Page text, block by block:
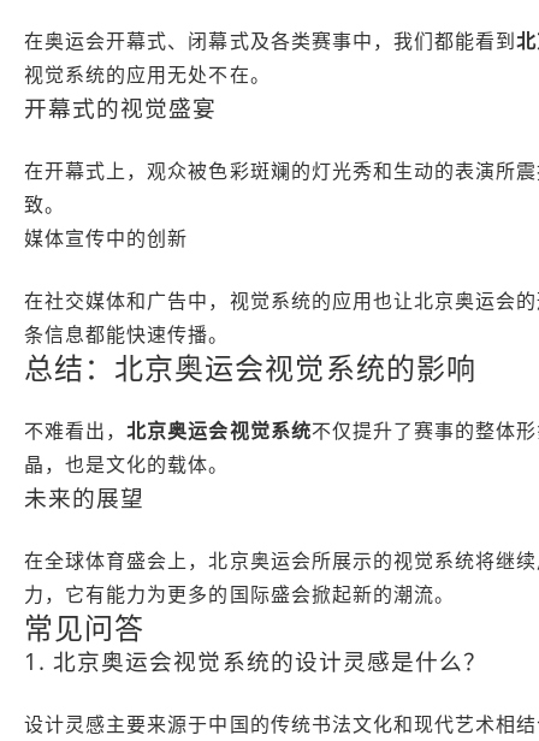
在奥运会开幕式、闭幕式及各类赛事中，我们都能看到
视觉系统的应用无处不在。
开幕式的视觉盛宴
在开幕式上，观众被色彩斑斓的灯光秀和生动的表演所
致。
媒体宣传中的创新
在社交媒体和广告中，视觉系统的应用也让北京奥运会
条信息都能快速传播。
总结：北京奥运会视觉系统的影响
不难看出，北京奥运会视觉系统不仅提升了赛事的整体
晶，也是文化的载体。
未来的展望
在全球体育盛会上，北京奥运会所展示的视觉系统将继
力，它有能力为更多的国际盛会掀起新的潮流。
常见问答
1. 北京奥运会视觉系统的设计灵感是什么？
设计灵感主要来源于中国的传统书法文化和现代艺术相